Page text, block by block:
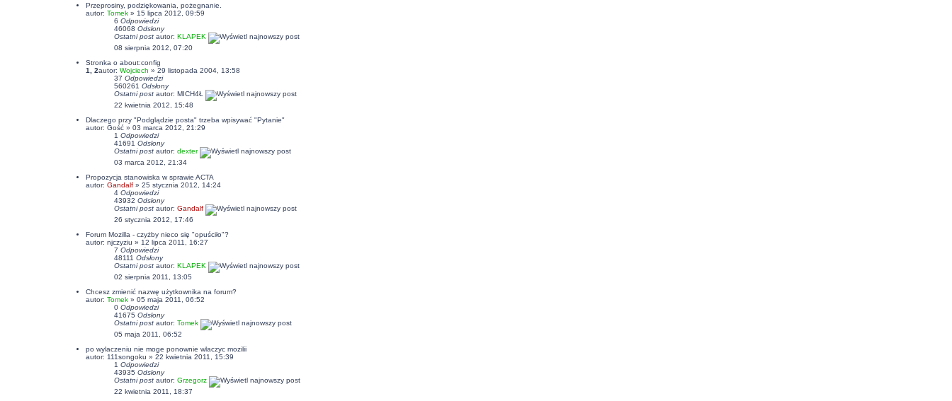
Przeprosiny, podziękowania, pożegnanie.
autor: Tomek» 15 lipca 2012, 09:59
6 Odpowiedzi
46068 Odsłony
Ostatni post autor: KLAPEK
08 sierpnia 2012, 07:20
Stronka o about:config
1
2autor: Wojciech » 29 listopada 2004, 13:58
37 Odpowiedzi
560261 Odsłony
Ostatni post autor: MICH4Ł
22 kwietnia 2012, 15:48
Dlaczego przy "Podglądzie posta" trzeba wpisywać "Pytanie"
autor: Gość » 03 marca 2012, 21:29
1 Odpowiedzi
41691 Odsłony
Ostatni post autor: dexter
03 marca 2012, 21:34
Propozycja stanowiska w sprawie ACTA
autor: Gandalf» 25 stycznia 2012, 14:24
4 Odpowiedzi
43932 Odsłony
Ostatni post autor: Gandalf
26 stycznia 2012, 17:46
Forum Mozilla - czyżby nieco się "opuściło"?
autor: njczyziu » 12 lipca 2011, 16:27
7 Odpowiedzi
48111 Odsłony
Ostatni post autor: KLAPEK
02 sierpnia 2011, 13:05
Chcesz zmienić nazwę użytkownika na forum?
autor: Tomek» 05 maja 2011, 06:52
0 Odpowiedzi
41675 Odsłony
Ostatni post autor: Tomek
05 maja 2011, 06:52
po wylaczeniu nie moge ponownie wlaczyc mozilii
autor: 111songoku » 22 kwietnia 2011, 15:39
1 Odpowiedzi
43935 Odsłony
Ostatni post autor: Grzegorz
22 kwietnia 2011, 18:37